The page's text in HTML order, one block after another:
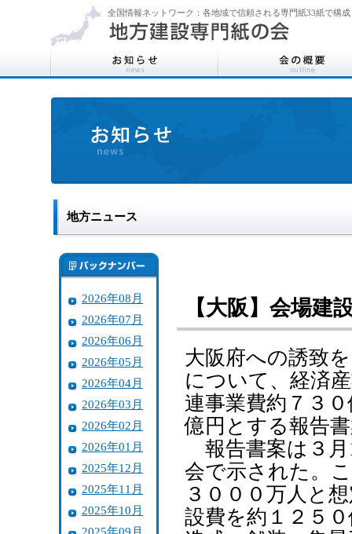
全国情報ネットワーク：各地域で信頼される専門紙33紙で構成
地方ニュース
2026年08月
2026年07月
2026年06月
2026年05月
2026年04月
2026年03月
2026年02月
2026年01月
2025年12月
2025年11月
2025年10月
2025年09月
【大阪】会場
大阪府への誘致
について、経済
連事業費約７３
億円とする報告
報告書案は３月
会で示された。
３０００万人と
設費を約１２５